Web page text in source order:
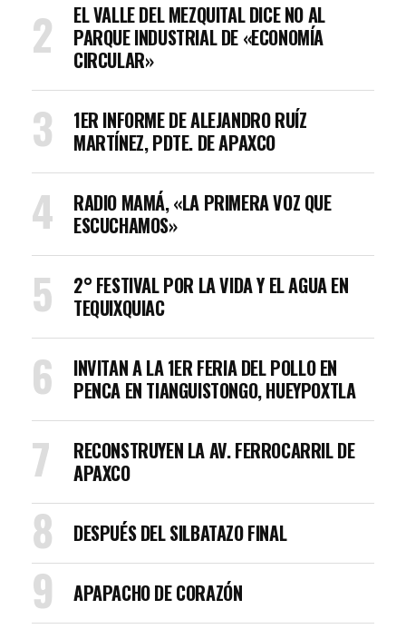
EL VALLE DEL MEZQUITAL DICE NO AL
PARQUE INDUSTRIAL DE «ECONOMÍA
CIRCULAR»
1ER INFORME DE ALEJANDRO RUÍZ
MARTÍNEZ, PDTE. DE APAXCO
RADIO MAMÁ, «LA PRIMERA VOZ QUE
ESCUCHAMOS»
2° FESTIVAL POR LA VIDA Y EL AGUA EN
TEQUIXQUIAC
INVITAN A LA 1ER FERIA DEL POLLO EN
PENCA EN TIANGUISTONGO, HUEYPOXTLA
RECONSTRUYEN LA AV. FERROCARRIL DE
APAXCO
DESPUÉS DEL SILBATAZO FINAL
APAPACHO DE CORAZÓN